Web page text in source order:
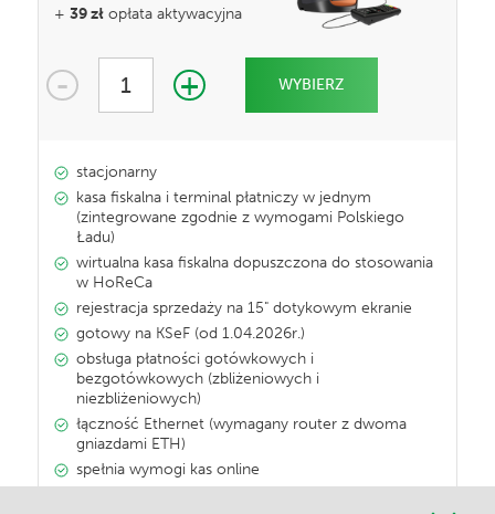
+ 39 zł opłata aktywacyjna
- 1 + WYBIERZ
stacjonarny
kasa fiskalna i terminal płatniczy w jednym
(zintegrowane zgodnie z wymogami Polskiego
Ładu)
wirtualna kasa fiskalna dopuszczona do stosowania
w HoReCa
rejestracja sprzedaży na 15" dotykowym ekranie
gotowy na KSeF (od 1.04.2026r.)
obsługa płatności gotówkowych i
bezgotówkowych (zbliżeniowych i
niezbliżeniowych)
łączność Ethernet (wymagany router z dwoma
gniazdami ETH)
spełnia wymogi kas online